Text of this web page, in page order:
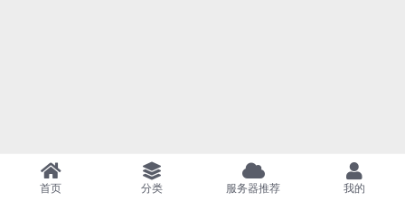
首页 分类 服务器推荐 我的